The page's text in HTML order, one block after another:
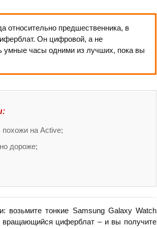
относительно предшественника, в
Он цифровой, а не
умные часы одними из лучших, пока вы
на Active;
дороже;
возьмите тонкие Samsung Galaxy Watch
вращающийся циферблат – и вы получите